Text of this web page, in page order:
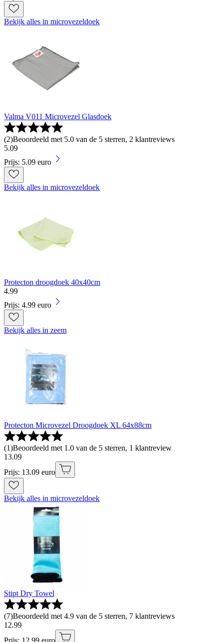
Bekijk alles in microvezeldoek
Valma V011 Microvezel Glasdoek
(2)Beoordeeld met 5.0 van de 5 sterren, 2 klantreviews
5.09
Prijs: 5.09 euro
Bekijk alles in microvezeldoek
Protecton droogdoek 40x40cm
4.99
Prijs: 4.99 euro
Bekijk alles in zeem
Protecton Microvezel Droogdoek XL 64x88cm
(1)Beoordeeld met 1.0 van de 5 sterren, 1 klantreview
13.09
Prijs: 13.09 euro
Bekijk alles in microvezeldoek
Stipt Dry Towel
(7)Beoordeeld met 4.9 van de 5 sterren, 7 klantreviews
12.99
Prijs: 12.99 euro